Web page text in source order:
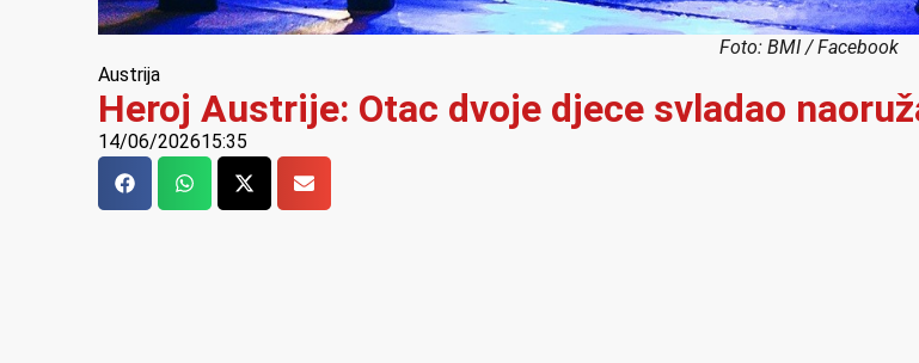
Foto: BMI / Facebook
Austrija
Heroj Austrije: Otac dvoje djece svladao
14/06/202615:35